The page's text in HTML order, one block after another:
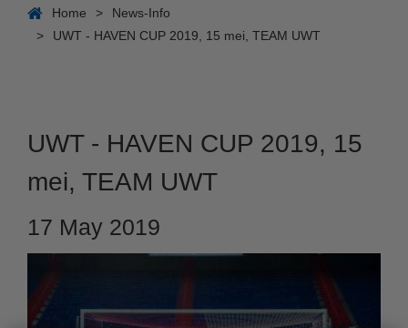
Home >
News-Info
>
UWT - HAVEN CUP 2019, 15 mei, TEAM UWT
UWT - HAVEN CUP 2019, 15
mei, TEAM UWT
17 May 2019